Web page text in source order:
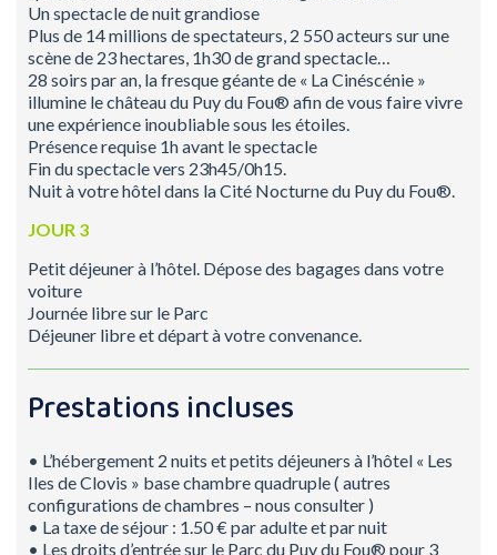
Un spectacle de nuit grandiose
Plus de 14 millions de spectateurs, 2 550 acteurs sur une
scène de 23 hectares, 1h30 de grand spectacle…
28 soirs par an, la fresque géante de « La Cinéscénie »
illumine le château du Puy du Fou® afin de vous faire vivre
une expérience inoubliable sous les étoiles.
Présence requise 1h avant le spectacle
Fin du spectacle vers 23h45/0h15.
Nuit à votre hôtel dans la Cité Nocturne du Puy du Fou®.
JOUR 3
Petit déjeuner à l’hôtel. Dépose des bagages dans votre
voiture
Journée libre sur le Parc
Déjeuner libre et départ à votre convenance.
Prestations incluses
• L’hébergement 2 nuits et petits déjeuners à l’hôtel « Les
Iles de Clovis » base chambre quadruple ( autres
configurations de chambres – nous consulter )
• La taxe de séjour : 1.50 € par adulte et par nuit
• Les droits d’entrée sur le Parc du Puy du Fou® pour 3